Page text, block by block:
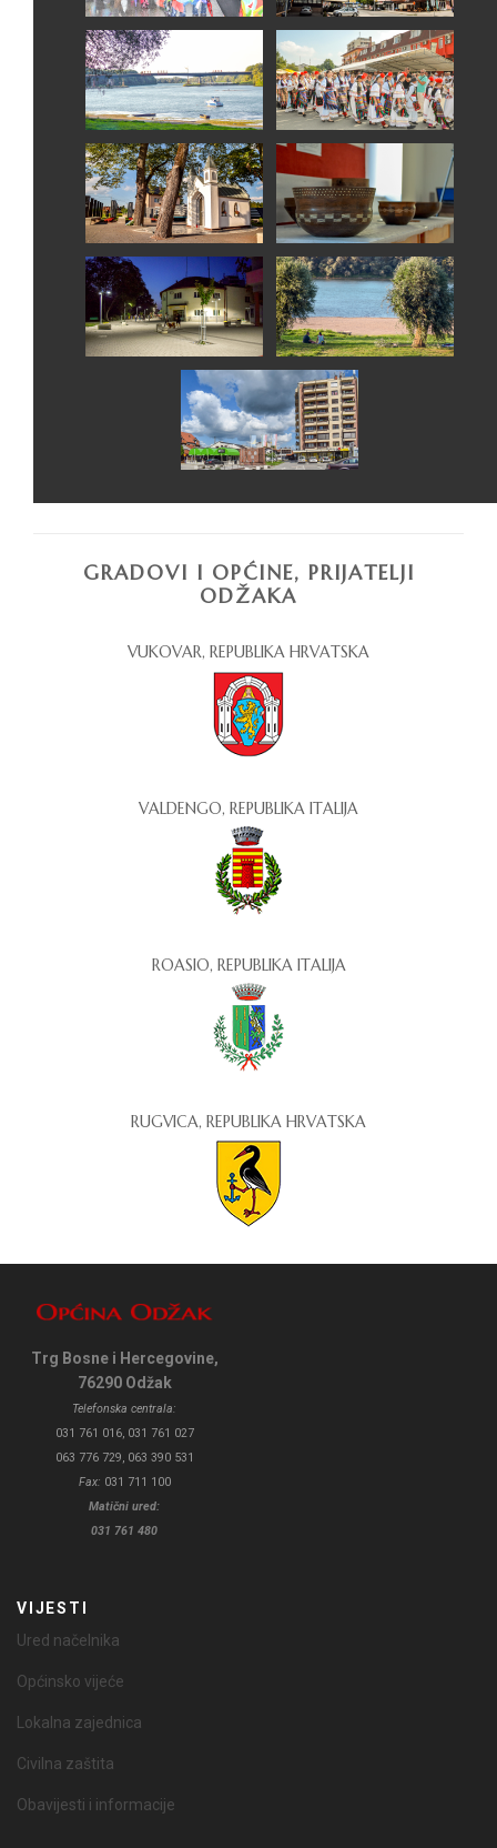
GRADOVI I OPĆINE, PRIJATELJI
ODŽAKA
VUKOVAR, REPUBLIKA HRVATSKA
VALDENGO, REPUBLIKA ITALIJA
ROASIO, REPUBLIKA ITALIJA
RUGVICA, REPUBLIKA HRVATSKA
Trg Bosne i Hercegovine,
76290 Odžak
Telefonska centrala:
031 761 016, 031 761 027
063 776 729, 063 390 531
Fax: 031 711 100
Matični ured:
031 761 480
VIJESTI
Ured načelnika
Općinsko vijeće
Lokalna zajednica
Civilna zaštita
Obavijesti i informacije